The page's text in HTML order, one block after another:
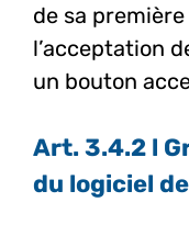
de sa
l’acceptation
un bouton
Art. 3.4.2 l
du logiciel